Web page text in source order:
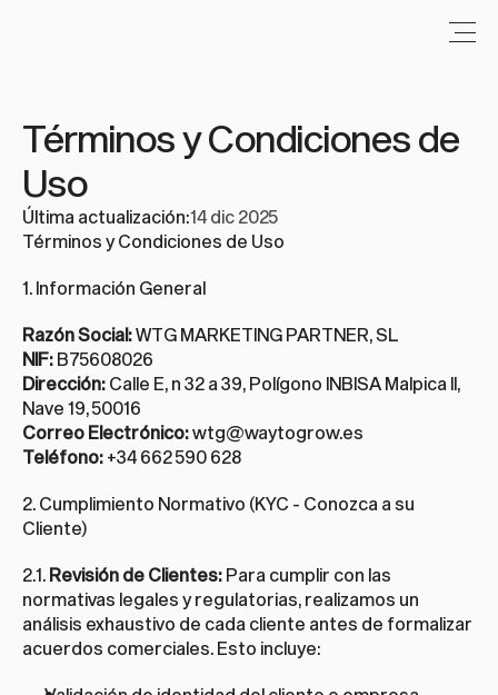
Términos y Condiciones de
Uso
Última actualización:14 dic 2025
Términos y Condiciones de Uso
1. Información General
Razón Social: WTG MARKETING PARTNER, SL
NIF: B75608026
Dirección: Calle E, n 32 a 39, Polígono INBISA Malpica II,
Nave 19, 50016
Correo Electrónico:wtg@waytogrow.es
Teléfono: +34 662 590 628
2. Cumplimiento Normativo (KYC - Conozca a su
Cliente)
2.1. Revisión de Clientes: Para cumplir con las
normativas legales y regulatorias, realizamos un
análisis exhaustivo de cada cliente antes de formalizar
acuerdos comerciales. Esto incluye: